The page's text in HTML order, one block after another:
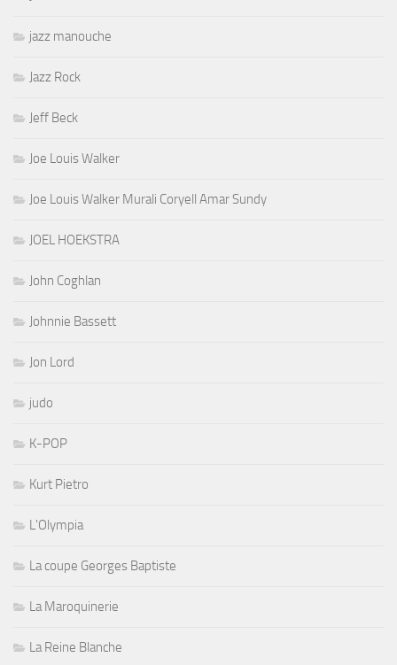
jazz manouche
Jazz Rock
Jeff Beck
Joe Louis Walker
Joe Louis Walker Murali Coryell Amar Sundy
JOEL HOEKSTRA
John Coghlan
Johnnie Bassett
Jon Lord
judo
K-POP
Kurt Pietro
L'Olympia
La coupe Georges Baptiste
La Maroquinerie
La Reine Blanche